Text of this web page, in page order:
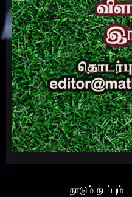
நாடும் நடப்பும்